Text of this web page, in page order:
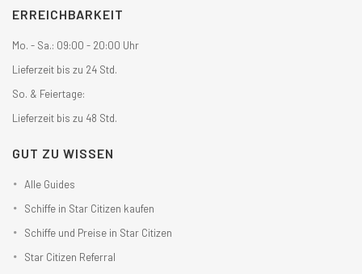
ERREICHBARKEIT
Mo. - Sa.: 09:00 - 20:00 Uhr
Lieferzeit bis zu 24 Std.
So. & Feiertage:
Lieferzeit bis zu 48 Std.
GUT ZU WISSEN
Alle Guides
Schiffe in Star Citizen kaufen
Schiffe und Preise in Star Citizen
Star Citizen Referral